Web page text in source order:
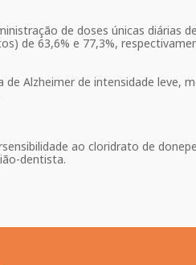
de doses únicas
de 63,6% e 77,3%,
Alzheimer de intensidade leve,
ao cloridrato de
dentista.